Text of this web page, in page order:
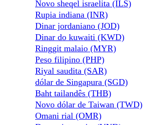
Novo sheqel israelita (ILS)
Rupia indiana (INR)
Dinar jordaniano (JOD)
Dinar do kuwaiti (KWD)
Ringgit malaio (MYR)
Peso filipino (PHP)
Riyal saudita (SAR)
dólar de Singapura (SGD)
Baht tailandês (THB)
Novo dólar de Taiwan (TWD)
Omani rial (OMR)